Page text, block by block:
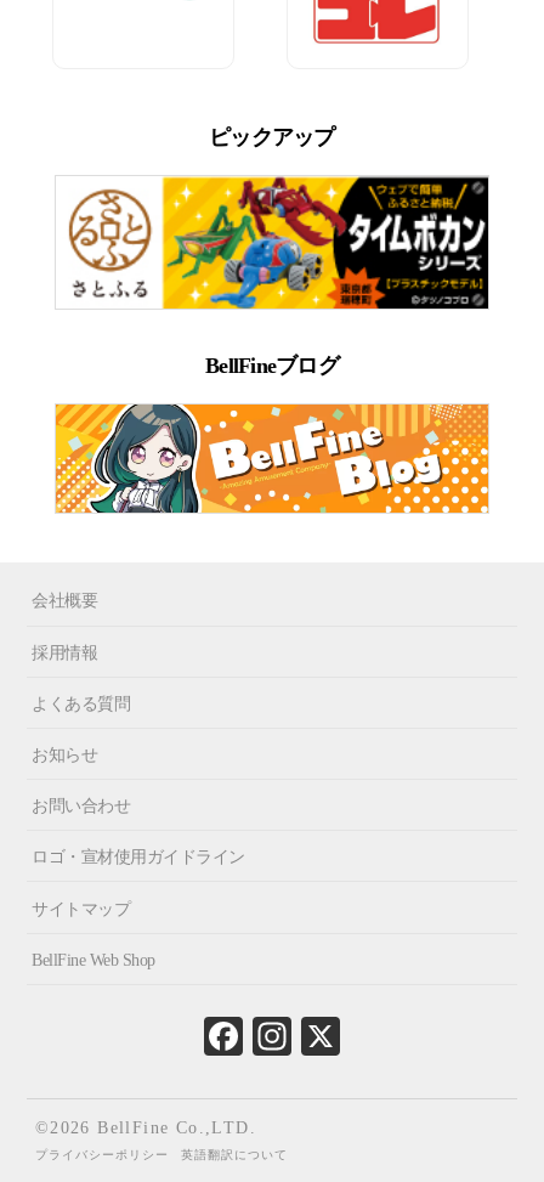
ピックアップ
BellFineブログ
会社概要
採用情報
よくある質問
お知らせ
お問い合わせ
ロゴ・宣材使用ガイドライン
サイトマップ
BellFine Web Shop
Fa
ce
ok
In
st
©2026 BellFine Co.,LTD.
プライバシーポリシー 英語翻訳について